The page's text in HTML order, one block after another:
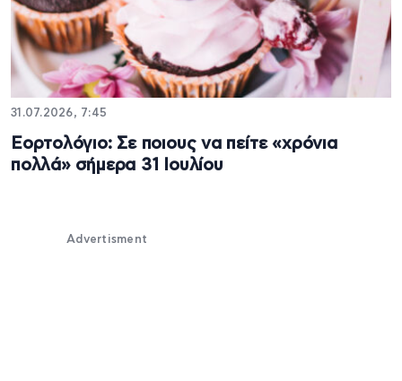
31.07.2026, 7:45
Εορτολόγιο: Σε ποιους να πείτε «χρόνια
πολλά» σήμερα 31 Ιουλίου
Advertisment